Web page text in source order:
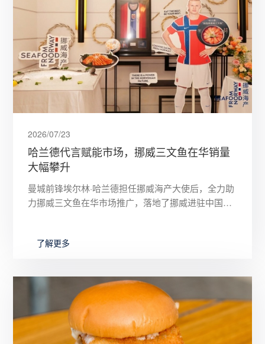
2026/07/23
哈兰德代言赋能市场，挪威三文鱼在华销量
大幅攀升
曼城前锋埃尔林·哈兰德担任挪威海产大使后，全力助
力挪威三文鱼在华市场推广，落地了挪威进驻中国市
了解更多